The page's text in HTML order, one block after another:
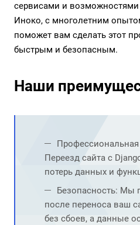
сервисами и
Иноко, с многолетним
поможет вам сделать этот
быстрым и безопасным.
Наши
Переезд сайта с
потерь данных и
Безопасность: Мы
после переноса ваш
без сбоев, а данные